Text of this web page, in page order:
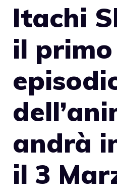
Itachi
il primo
andrà
il 3